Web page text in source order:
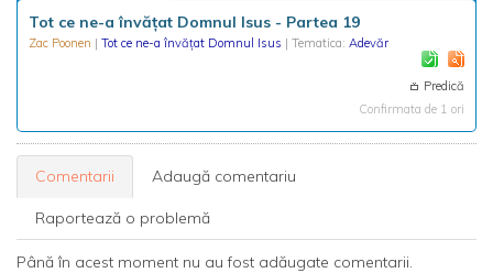
Tot ce ne-a învățat Domnul Isus - Partea 19
Zac Poonen | Tot ce ne-a învățat Domnul Isus | Tematica: Adevăr
Predică
Confirmata de 1 ori
Comentarii Adaugă comentariu
Raportează o problemă
Până în acest moment nu au fost adăugate comentarii.